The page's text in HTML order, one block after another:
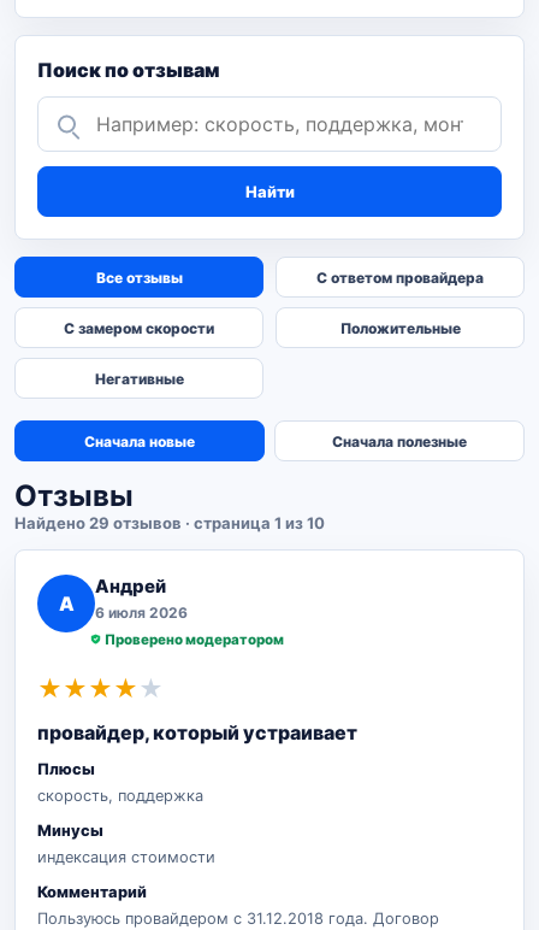
Поиск по отзывам
Найти
Все отзывы С ответом провайдера
С замером скорости Положительные
Негативные
Сначала новые Сначала полезные
Отзывы
Найдено 29 отзывов · страница 1 из 10
А
Андрей
6 июля 2026
Проверено модератором
★★★★★
провайдер, который устраивает
Плюсы
скорость, поддержка
Минусы
индексация стоимости
Комментарий
Пользуюсь провайдером с 31.12.2018 года. Договор